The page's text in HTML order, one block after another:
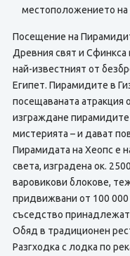
местоположението на
Посещение на
Древния свят и Сфинкса
най-известният от
Египет. Пирамидите в
посещаваната атракция
изграждане
мистерията – и дават
Пирамидата на Хеопс е
света, изградена ок.
варовикови блокове,
придвижвани от 100
съседство
Обяд в традиционен
Разгходка с лодка по